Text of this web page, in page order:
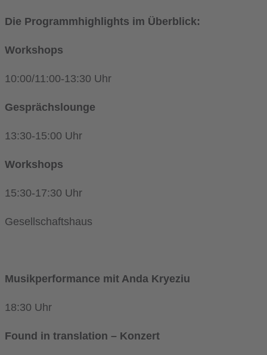
Die Programmhighlights im Überblick:
Workshops
10:00/11:00-13:30 Uhr
Gesprächslounge
13:30-15:00 Uhr
Workshops
15:30-17:30 Uhr
Gesellschaftshaus
Musikperformance mit Anda Kryeziu
18:30 Uhr
Found in translation – Konzert